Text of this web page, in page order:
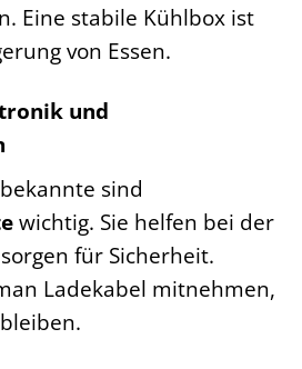
Eine stabile Kühlbox ist
von Essen.
und
sind
wichtig. Sie helfen bei der
für Sicherheit.
Ladekabel mitnehmen,